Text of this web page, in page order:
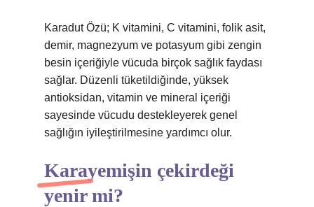
Karadut Özü; K vitamini, C vitamini, folik asit,
demir, magnezyum ve potasyum gibi zengin
besin içeriğiyle vücuda birçok sağlık faydası
sağlar. Düzenli tüketildiğinde, yüksek
antioksidan, vitamin ve mineral içeriği
sayesinde vücudu destekleyerek genel
sağlığın iyileştirilmesine yardımcı olur.
Karayemişin çekirdeği
yenir mi?